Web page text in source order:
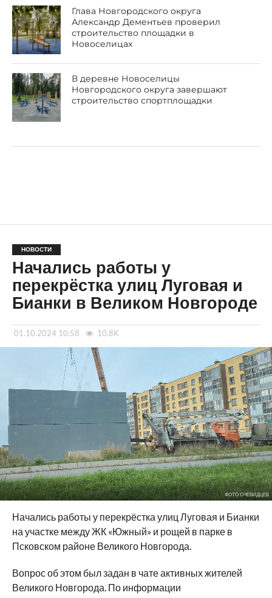
Глава Новгородского округа
Александр Дементьев проверил
строительство площадки в
Новоселицах
В деревне Новоселицы
Новгородского округа завершают
строительство спортплощадки
НОВОСТИ
Начались работы у
перекрёстка улиц Луговая и
Бианки в Великом Новгороде
01.10.2024 10:58 10.8K
ФОТО ОЧЕВИДЦЕВ
Начались работы у перекрёстка улиц Луговая и Бианки
на участке между ЖК «Южный» и рощей в парке в
Псковском районе Великого Новгорода.
Вопрос об этом был задан в чате активных жителей
Великого Новгорода. По информации